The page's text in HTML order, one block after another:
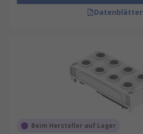
Datenblätter
Beim Hersteller auf Lager